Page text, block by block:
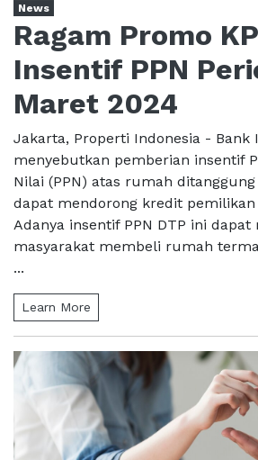
News
Ragam Promo
Insentif PPN
Maret 2024
Jakarta, Properti Indonesia - Bank
menyebutkan pemberian insentif
Nilai (PPN) atas rumah
dapat mendorong kredit pemilikan
Adanya insentif PPN DTP ini dapat
masyarakat membeli rumah
...
Learn More